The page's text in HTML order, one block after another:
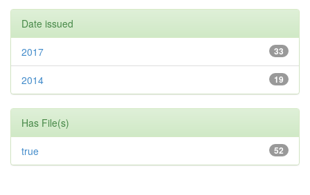
Date issued
33
2017
19
2014
Has File(s)
52
true